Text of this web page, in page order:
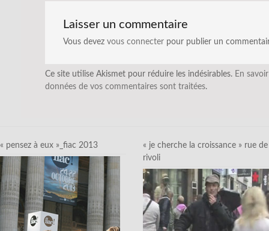
Laisser un commentaire
Vous devez vous connecter pour publier un
Ce site utilise Akismet pour réduire les indésirables. En
données de vos commentaires sont traitées.
« pensez à eux »_fiac 2013
« je cherche la croissance » rue de
rivoli